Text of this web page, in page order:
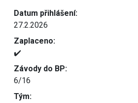
Datum přihlášení:
27.2.2026
Zaplaceno:
✔️
Závody do BP:
6/16
Tým: